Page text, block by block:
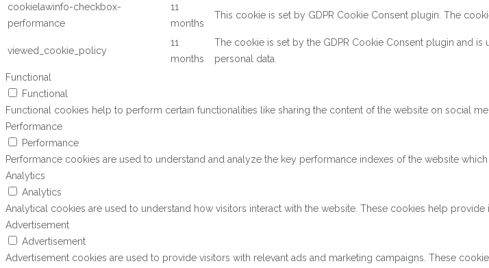
cookielawinfo-checkbox-
performance
11
months
This cookie is set by GDPR Cookie Consent plugin. The
viewed_cookie_policy
11
months
The cookie is set by the GDPR Cookie Consent plugin and
personal data.
Functional
Functional
Functional cookies help to perform certain functionalities like sharing the content of the website on social
Performance
Performance
Performance cookies are used to understand and analyze the key performance indexes of the website
Analytics
Analytics
Analytical cookies are used to understand how visitors interact with the website. These cookies help
Advertisement
Advertisement
Advertisement cookies are used to provide visitors with relevant ads and marketing campaigns. These